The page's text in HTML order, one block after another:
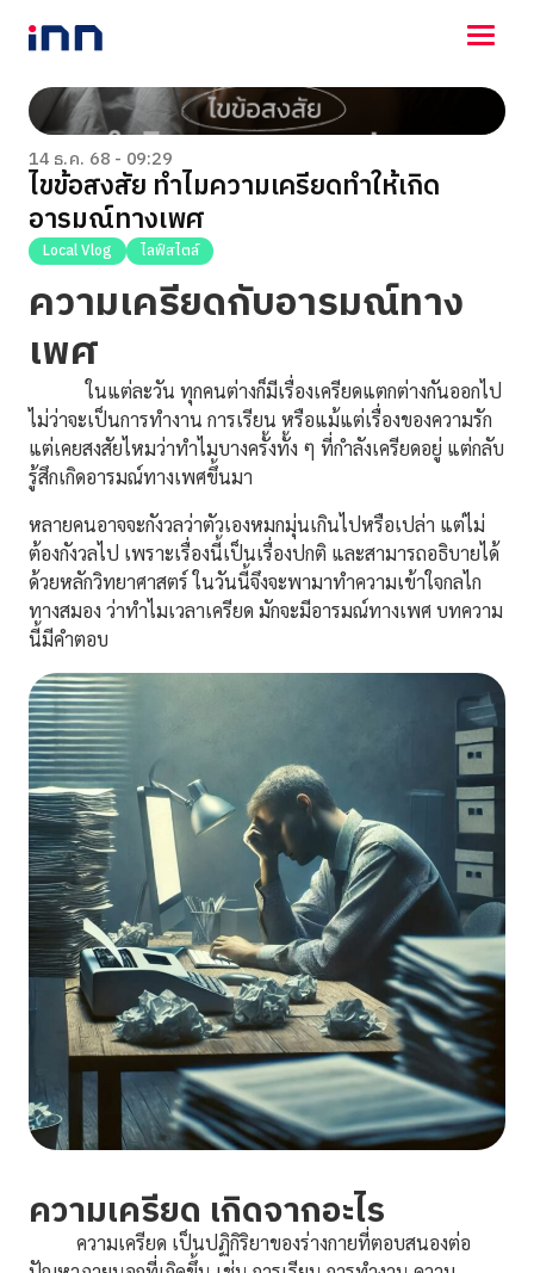
NEWS
ENTERTAINMENT
LIFESTYLE
HOROSCOPE
LOTTERY
VIDEO
ร่วมด้วยช่วยกัน
14 ธ.ค. 68 - 09:29
ไขข้อสงสัย ทำไมความเครียดทำให้เกิด
อารมณ์ทางเพศ
Local Vlog ไลฟ์สไตล์
ความเครียดกับอารมณ์ทาง
เพศ
ในแต่ละวัน ทุกคนต่างก็มีเรื่องเครียดแตกต่างกันออกไป
ไม่ว่าจะเป็นการทำงาน การเรียน หรือแม้แต่เรื่องของความรัก
แต่เคยสงสัยไหมว่าทำไมบางครั้งทั้ง ๆ ที่กำลังเครียดอยู่ แต่กลับ
รู้สึกเกิดอารมณ์ทางเพศขึ้นมา
หลายคนอาจจะกังวลว่าตัวเองหมกมุ่นเกินไปหรือเปล่า แต่ไม่
ต้องกังวลไป เพราะเรื่องนี้เป็นเรื่องปกติ และสามารถอธิบายได้
ด้วยหลักวิทยาศาสตร์ ในวันนี้จึงจะพามาทำความเข้าใจกลไก
ทางสมอง ว่าทำไมเวลาเครียด มักจะมีอารมณ์ทางเพศ บทความ
นี้มีคำตอบ
ความเครียด เกิดจากอะไร
ความเครียด เป็นปฏิกิริยาของร่างกายที่ตอบสนองต่อ